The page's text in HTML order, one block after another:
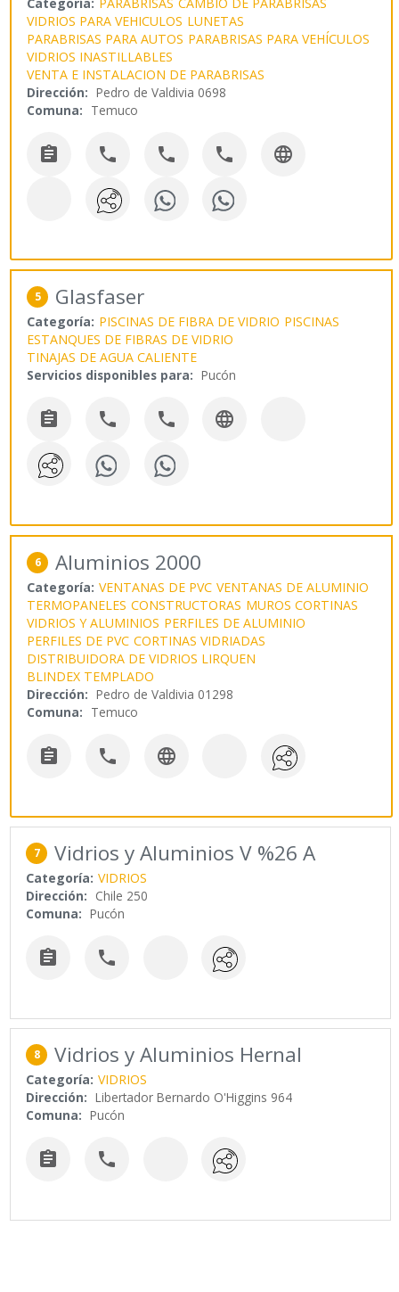
VIDRIOS PARA VEHICULOS LUNETAS
PARABRISAS PARA AUTOS PARABRISAS PARA VEHÍCULOS
VIDRIOS INASTILLABLES
VENTA E INSTALACION DE PARABRISAS
Dirección: Pedro de Valdivia 0698
Comuna: Temuco
    
5 Glasfaser
Categoría: PISCINAS DE FIBRA DE VIDRIO PISCINAS
ESTANQUES DE FIBRAS DE VIDRIO
TINAJAS DE AGUA CALIENTE
Servicios disponibles para: Pucón
   
6 Aluminios 2000
Categoría: VENTANAS DE PVC VENTANAS DE ALUMINIO
TERMOPANELES CONSTRUCTORAS MUROS CORTINAS
VIDRIOS Y ALUMINIOS PERFILES DE ALUMINIO
PERFILES DE PVC CORTINAS VIDRIADAS
DISTRIBUIDORA DE VIDRIOS LIRQUEN
BLINDEX TEMPLADO
Dirección: Pedro de Valdivia 01298
Comuna: Temuco
  
7 Vidrios y Aluminios V %26 A
Categoría: VIDRIOS
Dirección: Chile 250
Comuna: Pucón
 
8 Vidrios y Aluminios Hernal
Categoría: VIDRIOS
Dirección: Libertador Bernardo O'Higgins 964
Comuna: Pucón
 